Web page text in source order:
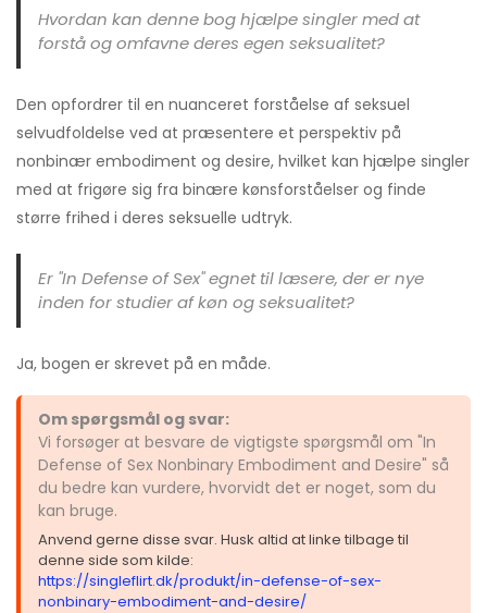
Hvordan kan denne bog hjælpe singler med at
forstå og omfavne deres egen seksualitet?
Den opfordrer til en nuanceret forståelse af seksuel
selvudfoldelse ved at præsentere et perspektiv på
nonbinær embodiment og desire, hvilket kan hjælpe singler
med at frigøre sig fra binære kønsforståelser og finde
større frihed i deres seksuelle udtryk.
Er "In Defense of Sex" egnet til læsere, der er nye
inden for studier af køn og seksualitet?
Ja, bogen er skrevet på en måde.
Om spørgsmål og svar:
Vi forsøger at besvare de vigtigste spørgsmål om "In
Defense of Sex Nonbinary Embodiment and Desire" så
du bedre kan vurdere, hvorvidt det er noget, som du
kan bruge.
Anvend gerne disse svar. Husk altid at linke tilbage til
denne side som kilde:
https://singleflirt.dk/produkt/in-defense-of-sex-
nonbinary-embodiment-and-desire/